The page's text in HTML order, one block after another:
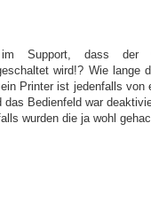
Support, dass der
wird!? Wie lange
Printer ist jedenfalls von
Bedienfeld war
wurden die ja wohl